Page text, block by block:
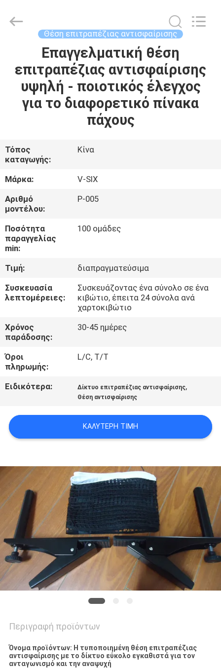
ΠΡΟΪΌΝΤΑ
ΣΧΕΤΙΚΆ
ΕΜΆΣ
ΕΠΙΣΚΕΨΉ
ΕΡΓΟΣΤΑΣΊΟΥ
ΈΛΕΓΧΟΣ
ΠΟΙΌΤΗΤΑΣ
ΕΠΙΚΟΙΝΩΝΉΣΤΕ
ΜΑΖΊ
ΖΗΤΉΣΤΕ
ΜΙΑ
ΠΡΟΣΦΟΡΆ
PRIVACY
Sports
Θέση επιτραπέζιας αντισφαίρισης
Επαγγελματική θέση
επιτραπέζιας αντισφαίρισης
υψηλή - ποιοτικός έλεγχος
για το διαφορετικό πίνακα
πάχους
Τόπος
καταγωγής:
Κίνα
Μάρκα:
V-SIX
Αριθμό
μοντέλου:
Ρ-005
Ποσότητα
παραγγελίας
min:
100 ομάδες
Τιμή:
διαπραγματεύσιμα
Συσκευασία
λεπτομέρειες:
Συσκευάζοντας ένα σύνολο σε ένα
κιβώτιο, έπειτα 24 σύνολα ανά
χαρτοκιβώτιο
Χρόνος
παράδοσης:
30-45 ημέρες
Όροι
πληρωμής:
L/C, T/T
Ειδικότερα: Δίκτυο επιτραπέζιας αντισφαίρισης,
Θέση αντισφαίρισης
ΚΑΛΎΤΕΡΗ ΤΙΜΉ
Περιγραφή προϊόντων
Όνομα προϊόντων: Η τυποποιημένη θέση επιτραπέζιας
αντισφαίρισης με το δίκτυο εύκολο εγκαθιστά για τον
ανταγωνισμό και την αναψυχή